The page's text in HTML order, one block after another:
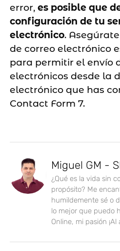
error, es posible que
configuración de tu
electrónico.
de correo electrónico
para permitir el envío
electrónicos desde la
electrónico que has
Contact Form 7.
Miguel GM -
¿Qué es la vida sin
propósito? Me
humildemente sé o
lo mejor que puedo
Online, mi pasión ¡Al